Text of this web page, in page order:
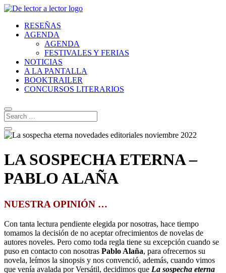
RESEÑAS
AGENDA
AGENDA
FESTIVALES Y FERIAS
NOTICIAS
A LA PANTALLA
BOOKTRAILER
CONCURSOS LITERARIOS
LA SOSPECHA ETERNA –
PABLO ALAÑA
NUESTRA OPINIÓN …
Con tanta lectura pendiente elegida por nosotras, hace tiempo
tomamos la decisión de no aceptar ofrecimientos de novelas de
autores noveles. Pero como toda regla tiene su excepción cuando se
puso en contacto con nosotras Pablo Alaña, para ofrecernos su
novela, leímos la sinopsis y nos convenció, además, cuando vimos
que venía avalada por Versátil, decidimos que La sospecha eterna